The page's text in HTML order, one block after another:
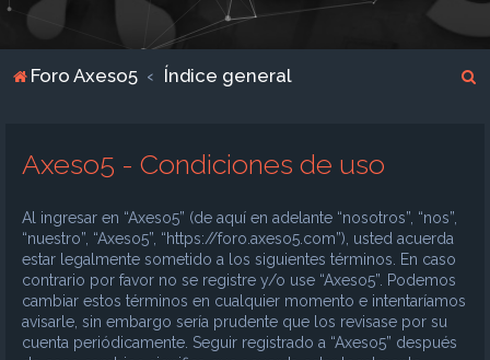
Foro Axeso5 Índice general
Axeso5 - Condiciones de uso
Al ingresar en “Axeso5” (de aquí en adelante “nosotros”, “nos”,
“nuestro”, “Axeso5”, “https://foro.axeso5.com”), usted acuerda
estar legalmente sometido a los siguientes términos. En caso
contrario por favor no se registre y/o use “Axeso5”. Podemos
cambiar estos términos en cualquier momento e intentaríamos
avisarle, sin embargo sería prudente que los revisase por su
cuenta periódicamente. Seguir registrado a “Axeso5” después